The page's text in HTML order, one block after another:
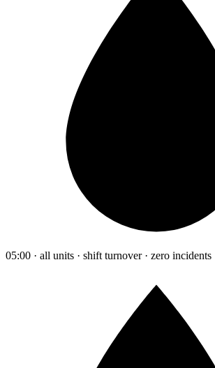
05:00 · all units · shift turnover · zero incidents